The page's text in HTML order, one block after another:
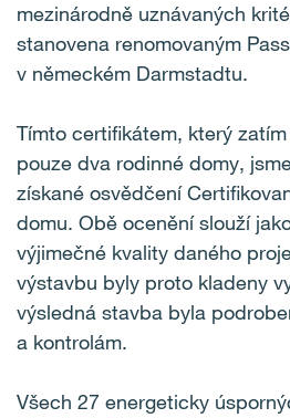
mezinárodně uznávaných
stanovena renomovaným
v německém Darmstadtu.
Tímto certifikátem, který
pouze dva rodinné domy,
získané osvědčení
domu. Obě ocenění slouží
výjimečné kvality daného
výstavbu byly proto kladeny
výsledná stavba byla
a kontrolám.
Všech 27 energeticky